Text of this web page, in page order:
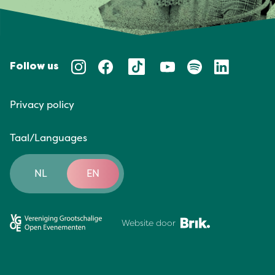
Follow us
Privacy policy
Taal/Languages
NL EN
Website door